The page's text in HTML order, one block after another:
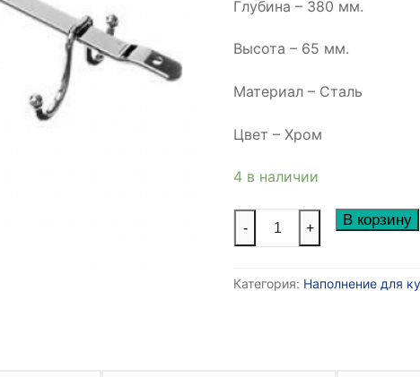
Глубина – 380 мм.
Высота – 65 мм.
Материал – Сталь
Цвет – Хром
4 в наличии
Количество
товара
с
- + В корзину
Категория: Наполнение для